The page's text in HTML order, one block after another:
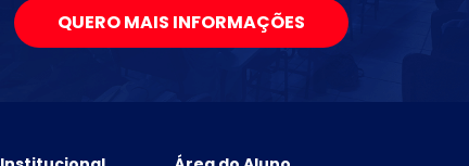
QUERO MAIS INFORMAÇÕES